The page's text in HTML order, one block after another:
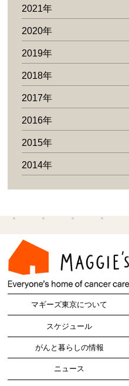
2021年
2020年
2019年
2018年
2017年
2016年
2015年
2014年
マギーズ東京について
スケジュール
がんと暮らしの情報
ニュース